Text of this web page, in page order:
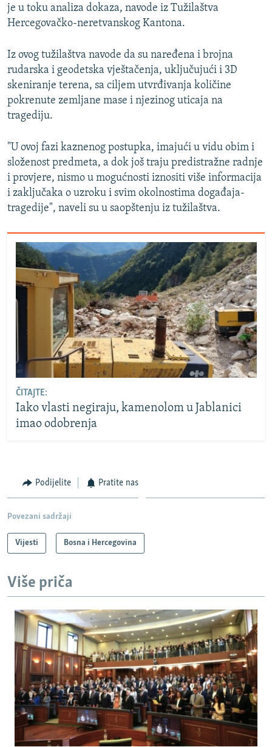
je u toku analiza dokaza, navode iz Tužilaštva
Hercegovačko-neretvanskog Kantona.
Iz ovog tužilaštva navode da su naređena i brojna
rudarska i geodetska vještačenja, uključujući i 3D
skeniranje terena, sa ciljem utvrđivanja količine
pokrenute zemljane mase i njezinog uticaja na
tragediju.
"U ovoj fazi kaznenog postupka, imajući u vidu obim i
složenost predmeta, a dok još traju predistražne radnje
i provjere, nismo u mogućnosti iznositi više informacija
i zaključaka o uzroku i svim okolnostima događaja-
tragedije", naveli su u saopštenju iz tužilaštva.
ČITAJTE:
Iako vlasti negiraju, kamenolom u Jablanici
imao odobrenja
Podijelite Pratite nas
Povezani sadržaji
Vijesti Bosna i Hercegovina
Više priča